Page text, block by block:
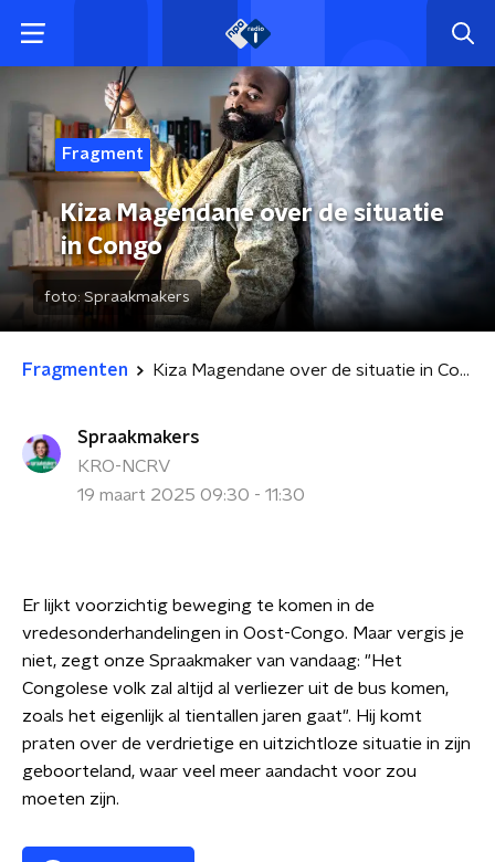
Fragment
Kiza Magendane over de situatie
in Congo
foto: Spraakmakers
Fragmenten Kiza Magendane over de situatie in Congo
Spraakmakers
KRO-NCRV
19 maart 2025 09:30 - 11:30
Er lijkt voorzichtig beweging te komen in de
vredesonderhandelingen in Oost-Congo. Maar vergis je
niet, zegt onze Spraakmaker van vandaag: "Het
Congolese volk zal altijd al verliezer uit de bus komen,
zoals het eigenlijk al tientallen jaren gaat". Hij komt
praten over de verdrietige en uitzichtloze situatie in zijn
geboorteland, waar veel meer aandacht voor zou
moeten zijn.